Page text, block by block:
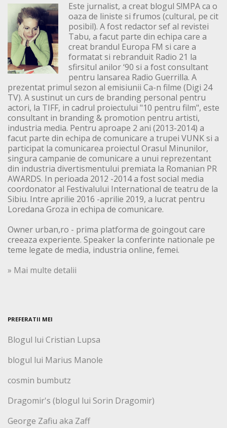
Este jurnalist, a creat blogul S!MPA ca o
oaza de liniste si frumos (cultural, pe cit
posibil). A fost redactor sef al revistei
Tabu, a facut parte din echipa care a
creat brandul Europa FM si care a
formatat si rebranduit Radio 21 la
sfirsitul anilor ‘90 si a fost consultant
pentru lansarea Radio Guerrilla. A
prezentat primul sezon al emisiunii Ca-n filme (Digi 24
TV). A sustinut un curs de branding personal pentru
actori, la TIFF, in cadrul proiectului "10 pentru film", este
consultant in branding & promotion pentru artisti,
industria media. Pentru aproape 2 ani (2013-2014) a
facut parte din echipa de comunicare a trupei VUNK si a
participat la comunicarea proiectul Orasul Minunilor,
singura campanie de comunicare a unui reprezentant
din industria divertismentului premiata la Romanian PR
AWARDS. In perioada 2012 -2014 a fost social media
coordonator al Festivalului International de teatru de la
Sibiu. Intre aprilie 2016 -aprilie 2019, a lucrat pentru
Loredana Groza in echipa de comunicare.
Owner urban,ro - prima platforma de goingout care
creeaza experiente. Speaker la conferinte nationale pe
teme legate de media, industria online, femei.
» Mai multe detalii
PREFERATII MEI
Blogul lui Cristian Lupsa
blogul lui Marius Manole
cosmin bumbutz
Dragomir's (blogul lui Sorin Dragomir)
George Zafiu aka Zaff